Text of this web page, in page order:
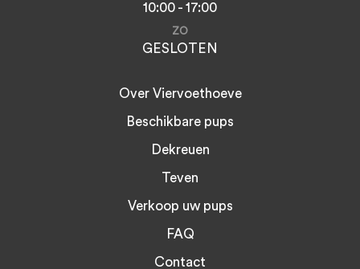
10:00 - 17:00
ZO
GESLOTEN
Over Viervoethoeve
Beschikbare pups
Dekreuen
Teven
Verkoop uw pups
FAQ
Contact